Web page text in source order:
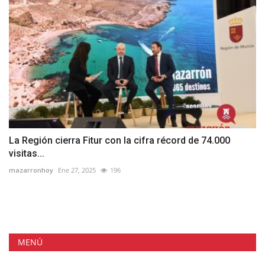
La Región cierra Fitur con la cifra récord de 74.000
visitas...
mazarronhoy Ene 27, 2025 196
MENÚ